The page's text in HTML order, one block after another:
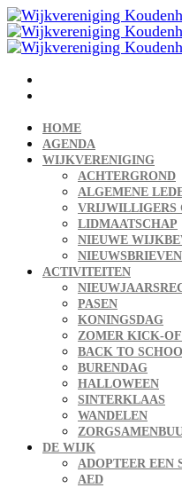
Ga
naar
de
HOME
AGENDA
WIJKVERENIGING
ACHTERGROND
ALGEMENE
VRIJWILLIGERS
LIDMAATSCHAP
NIEUWE
NIEUWSBRIEVEN
ACTIVITEITEN
PASEN
KONINGSDAG
ZOMER KICK-
BACK TO
BURENDAG
HALLOWEEN
SINTERKLAAS
WANDELEN
DE WIJK
ADOPTEER EEN
AED